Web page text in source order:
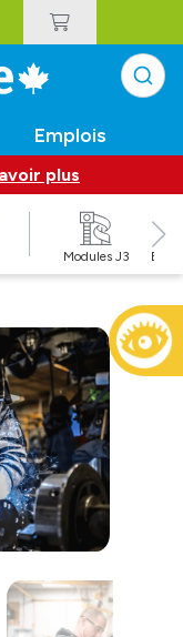
Emplois
plus
Modules J3